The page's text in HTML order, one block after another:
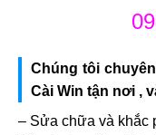
Chúng tôi
Cài Win tận nơi ,
– Sửa chữa và khắc